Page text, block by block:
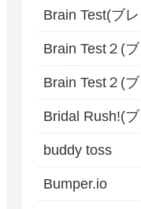
Brain Test(ブ
Brain Test２(
Brain Test２(
Bridal Rush!(
buddy toss
Bumper.io